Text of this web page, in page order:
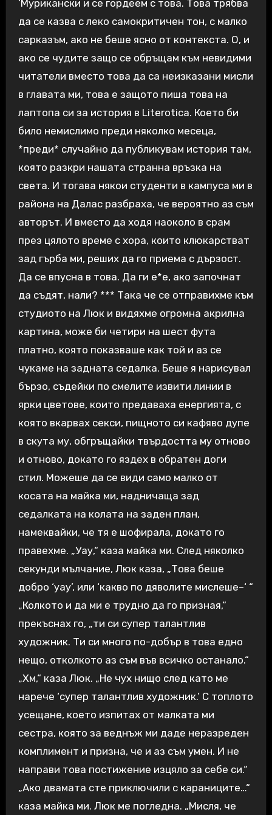
‘Мурикански и се гордеем с това. Това трябва
да се казва с леко самокритичен тон, с малко
сарказъм, ако не беше ясно от контекста. О, и
ако се чудите защо се обръщам към невидими
читатели вместо това да са неизказани мисли
в главата ми, това е защото пиша това на
лаптопа си за история в Literotica. Което би
било немислимо преди няколко месеца,
*преди* случайно да публикувам история там,
която разкри нашата странна връзка на
света. И тогава някои студенти в кампуса ми в
района на Далас разбраха, че вероятно аз съм
авторът. И вместо да ходя наоколо в срам
през цялото време с хора, които клюкарстват
зад гърба ми, реших да го приема с дързост.
Да се впусна в това. Да ги е*е, ако започнат
да съдят, нали? *** Така че се отправихме към
студиото на Люк и видяхме огромна акрилна
картина, може би четири на шест фута
платно, която показваше как той и аз се
чукаме на задната седалка. Беше я нарисувал
бързо, съдейки по смелите извити линии в
ярки цветове, които предаваха енергията, с
която вкарвах секси, пищното си кафяво дупе
в скута му, обгръщайки твърдостта му отново
и отново, докато го яздех в обратен доги
стил. Можеше да се види само малко от
косата на майка ми, надничаща зад
седалката на колата на заден план,
намеквайки, че тя е шофирала, докато го
правехме. „Уау,“ каза майка ми. След няколко
секунди мълчание, Люк каза, „Това беше
добро ‘уау’, или ‘какво по дяволите мислеше–‘ “
„Колкото и да ми е трудно да го призная,“
прекъснах го, „ти си супер талантлив
художник. Ти си много по-добър в това едно
нещо, отколкото аз съм във всичко останало.“
„Хм,“ каза Люк. „Не чух нищо след като ме
нарече ‘супер талантлив художник.’ С топлото
усещане, което изпитах от малката ми
сестра, която за веднъж ми даде неразреден
комплимент и призна, че и аз съм умен. И не
направи това постижение изцяло за себе си.“
„Ако двамата сте приключили с караниците…“
каза майка ми. Люк ме погледна. „Мисля, че